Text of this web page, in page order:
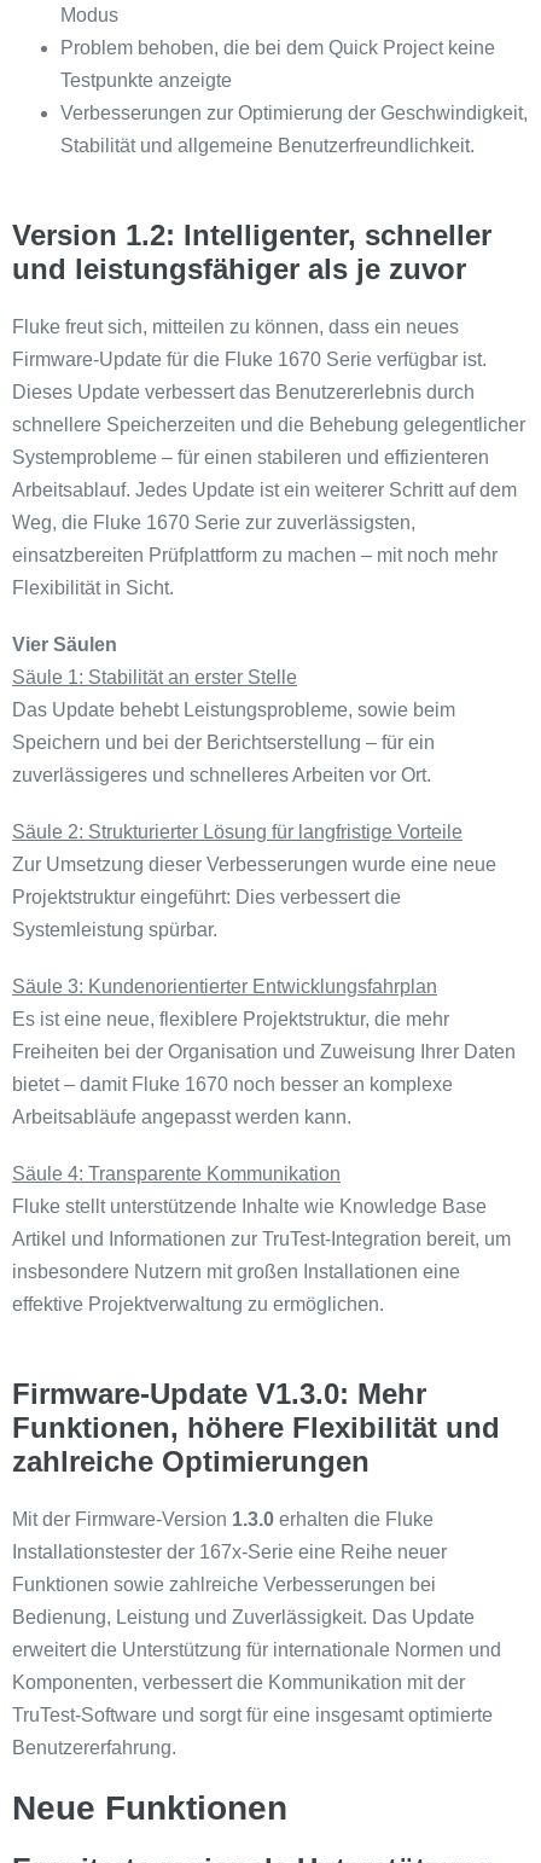
Modus
Problem behoben, die bei dem Quick Project keine
Testpunkte anzeigte
Verbesserungen zur Optimierung der Geschwindigkeit,
Stabilität und allgemeine Benutzerfreundlichkeit.
Version 1.2: Intelligenter, schneller
und leistungsfähiger als je zuvor
Fluke freut sich, mitteilen zu können, dass ein neues
Firmware-Update für die Fluke 1670 Serie verfügbar ist.
Dieses Update verbessert das Benutzererlebnis durch
schnellere Speicherzeiten und die Behebung gelegentlicher
Systemprobleme – für einen stabileren und effizienteren
Arbeitsablauf. Jedes Update ist ein weiterer Schritt auf dem
Weg, die Fluke 1670 Serie zur zuverlässigsten,
einsatzbereiten Prüfplattform zu machen – mit noch mehr
Flexibilität in Sicht.
Vier Säulen
Säule 1: Stabilität an erster Stelle
Das Update behebt Leistungsprobleme, sowie beim
Speichern und bei der Berichtserstellung – für ein
zuverlässigeres und schnelleres Arbeiten vor Ort.
Säule 2: Strukturierter Lösung für langfristige Vorteile
Zur Umsetzung dieser Verbesserungen wurde eine neue
Projektstruktur eingeführt: Dies verbessert die
Systemleistung spürbar.
Säule 3: Kundenorientierter Entwicklungsfahrplan
Es ist eine neue, flexiblere Projektstruktur, die mehr
Freiheiten bei der Organisation und Zuweisung Ihrer Daten
bietet – damit Fluke 1670 noch besser an komplexe
Arbeitsabläufe angepasst werden kann.
Säule 4: Transparente Kommunikation
Fluke stellt unterstützende Inhalte wie Knowledge Base
Artikel und Informationen zur TruTest-Integration bereit, um
insbesondere Nutzern mit großen Installationen eine
effektive Projektverwaltung zu ermöglichen.
Firmware-Update V1.3.0: Mehr
Funktionen, höhere Flexibilität und
zahlreiche Optimierungen
Mit der Firmware-Version 1.3.0 erhalten die Fluke
Installationstester der 167x-Serie eine Reihe neuer
Funktionen sowie zahlreiche Verbesserungen bei
Bedienung, Leistung und Zuverlässigkeit. Das Update
erweitert die Unterstützung für internationale Normen und
Komponenten, verbessert die Kommunikation mit der
TruTest-Software und sorgt für eine insgesamt optimierte
Benutzererfahrung.
Neue Funktionen